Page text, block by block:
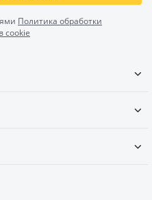
Политика обработки
cookie